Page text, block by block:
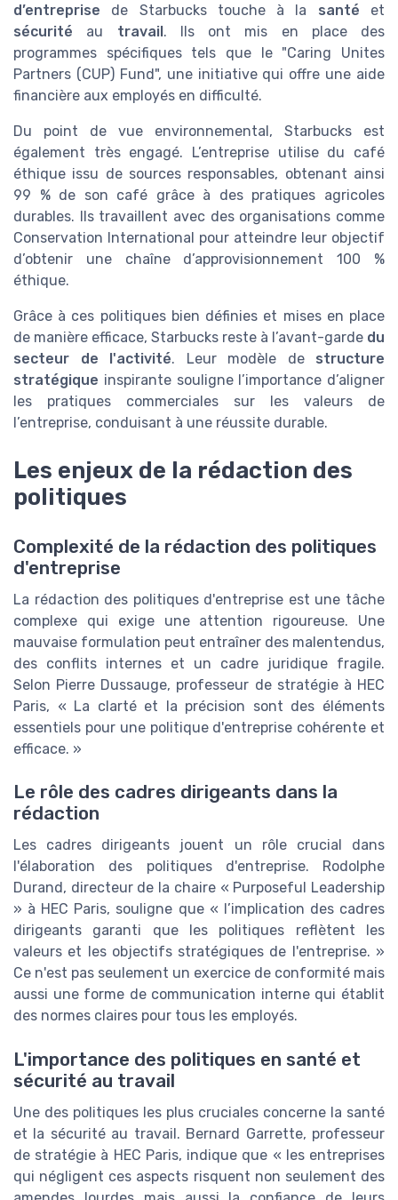
d’entreprise de Starbucks touche à la santé et
sécurité au travail. Ils ont mis en place des
programmes spécifiques tels que le "Caring Unites
Partners (CUP) Fund", une initiative qui offre une aide
financière aux employés en difficulté.
Du point de vue environnemental, Starbucks est
également très engagé. L’entreprise utilise du café
éthique issu de sources responsables, obtenant ainsi
99 % de son café grâce à des pratiques agricoles
durables. Ils travaillent avec des organisations comme
Conservation International pour atteindre leur objectif
d’obtenir une chaîne d’approvisionnement 100 %
éthique.
Grâce à ces politiques bien définies et mises en place
de manière efficace, Starbucks reste à l’avant-garde du
secteur de l'activité. Leur modèle de structure
stratégique inspirante souligne l’importance d’aligner
les pratiques commerciales sur les valeurs de
l’entreprise, conduisant à une réussite durable.
Les enjeux de la rédaction des
politiques
Complexité de la rédaction des politiques
d'entreprise
La rédaction des politiques d'entreprise est une tâche
complexe qui exige une attention rigoureuse. Une
mauvaise formulation peut entraîner des malentendus,
des conflits internes et un cadre juridique fragile.
Selon Pierre Dussauge, professeur de stratégie à HEC
Paris, « La clarté et la précision sont des éléments
essentiels pour une politique d'entreprise cohérente et
efficace. »
Le rôle des cadres dirigeants dans la
rédaction
Les cadres dirigeants jouent un rôle crucial dans
l'élaboration des politiques d'entreprise. Rodolphe
Durand, directeur de la chaire « Purposeful Leadership
» à HEC Paris, souligne que « l’implication des cadres
dirigeants garanti que les politiques reflètent les
valeurs et les objectifs stratégiques de l'entreprise. »
Ce n'est pas seulement un exercice de conformité mais
aussi une forme de communication interne qui établit
des normes claires pour tous les employés.
L'importance des politiques en santé et
sécurité au travail
Une des politiques les plus cruciales concerne la santé
et la sécurité au travail. Bernard Garrette, professeur
de stratégie à HEC Paris, indique que « les entreprises
qui négligent ces aspects risquent non seulement des